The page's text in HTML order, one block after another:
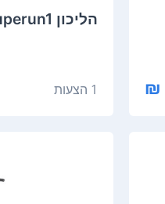
הליכון Vo2 Superun1
1 הצעות